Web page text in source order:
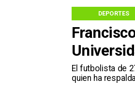
​El futbolista de
quien ha
DEPORTES